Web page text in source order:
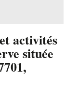
activités
située